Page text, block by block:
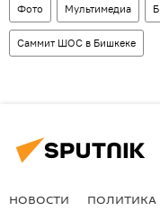
Фото Мультимедиа
Саммит ШОС в Бишкеке
НОВОСТИ ПОЛИТИКА